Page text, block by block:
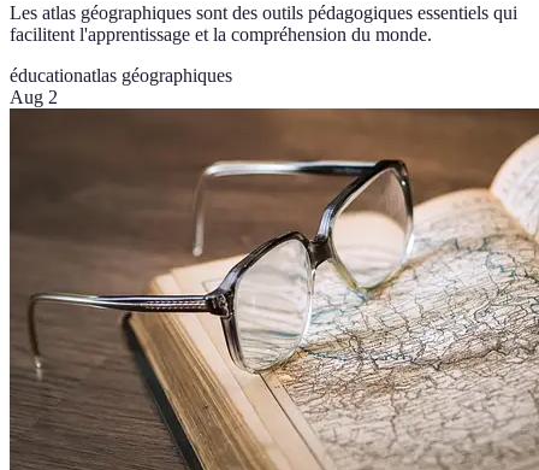
Les atlas géographiques sont des outils pédagogiques essentiels qui
facilitent l'apprentissage et la compréhension du monde.
éducationatlas géographiques
Aug 2